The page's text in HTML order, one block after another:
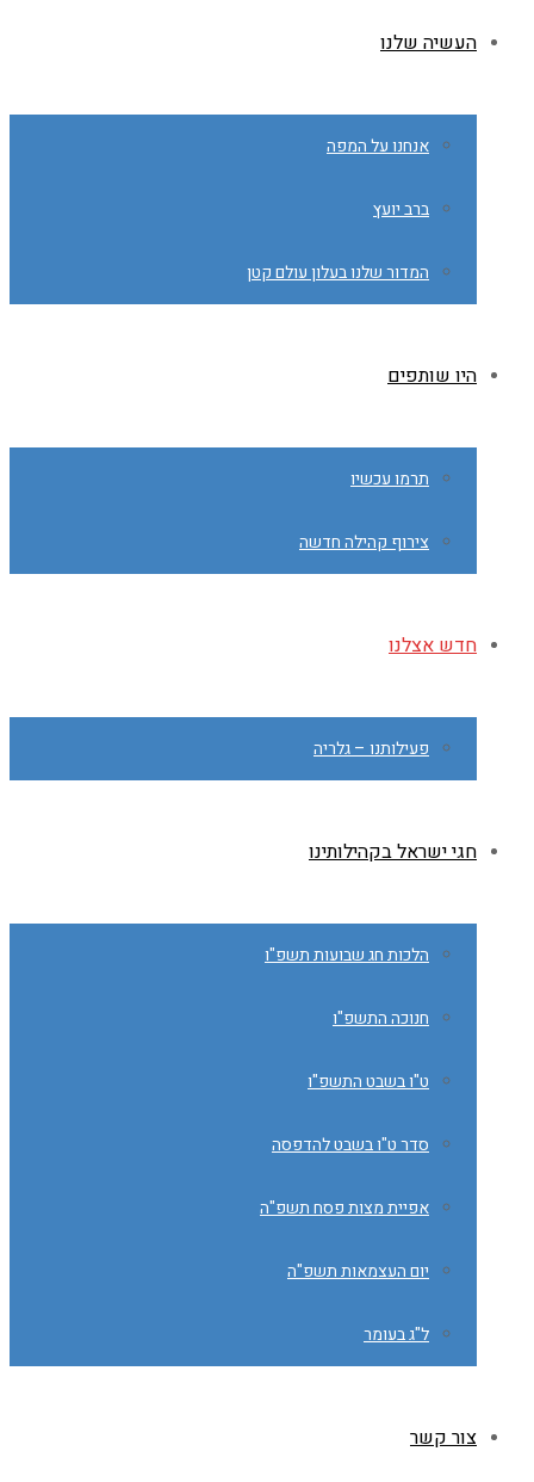
העשיה שלנו
אנחנו על המפה
ברב יועץ
המדור שלנו בעלון עולם קטן
היו שותפים
תרמו עכשיו
צירוף קהילה חדשה
חדש אצלנו
פעילותנו – גלריה
חגי ישראל בקהילותינו
הלכות חג שבועות תשפ"ו
חנוכה התשפ"ו
ט"ו בשבט התשפ"ו
סדר ט"ו בשבט להדפסה
אפיית מצות פסח תשפ"ה
יום העצמאות תשפ"ה
ל"ג בעומר
צור קשר